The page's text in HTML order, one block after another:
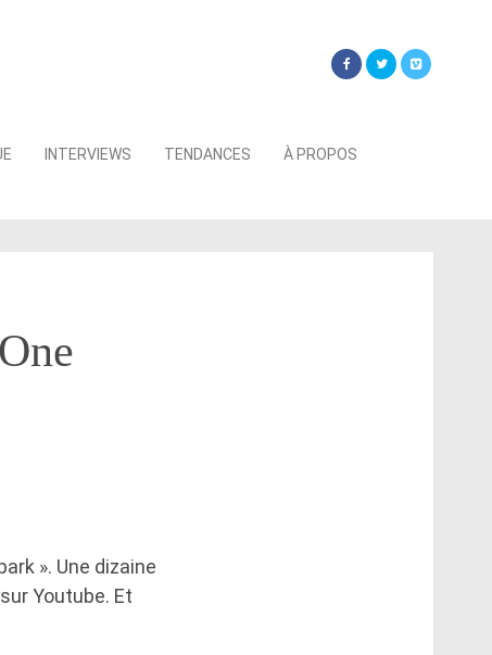
INTERVIEWS TENDANCES À PROPOS
». Une dizaine
Youtube. Et